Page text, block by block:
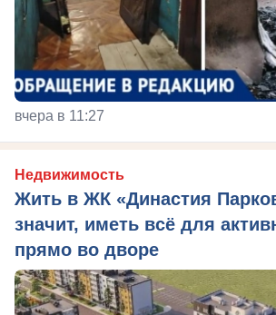
вчера в 11:27
Недвижимость
Жить в ЖК «Династия
значит, иметь всё для
прямо во дворе